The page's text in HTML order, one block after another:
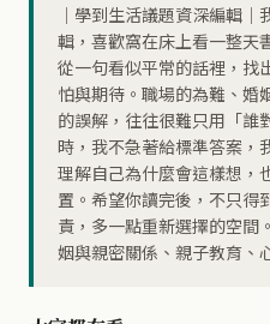
｜學到生活議題資深編輯
輯，喜歡窩在床上看一整天
從一句看似平常的話裡，找
怕與期待。職場的為難、婚
的誤解，往往很難只用「誰
時，我不急著給標準答案，
理解自己為什麼會這樣想，
置。希望你讀完後，不只得
責，多一點重新選擇的空
姻與親密關係、親子教育、